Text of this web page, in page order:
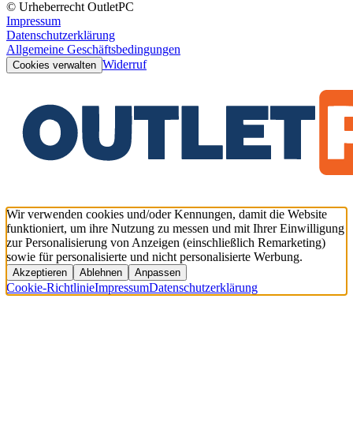
© Urheberrecht OutletPC
Impressum
Datenschutzerklärung
Allgemeine Geschäftsbedingungen
Cookies verwalten Widerruf
Wir verwenden cookies und/oder Kennungen, damit die Website
funktioniert, um ihre Nutzung zu messen und mit Ihrer Einwilligung
zur Personalisierung von Anzeigen (einschließlich Remarketing)
sowie für personalisierte und nicht personalisierte Werbung.
Akzeptieren Ablehnen Anpassen
Cookie-RichtlinieImpressumDatenschutzerklärung